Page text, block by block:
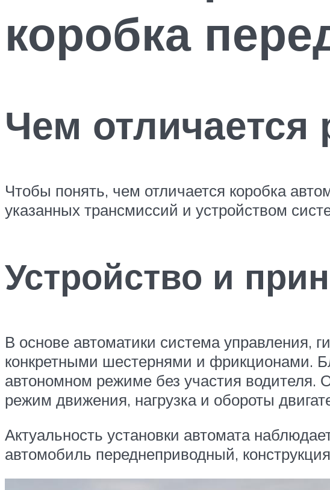
коробка
Чем отличается
Чтобы понять, чем отличается коробка
указанных трансмиссий и устройством
Устройство и
В основе автоматики система управления,
конкретными шестернями и фрикционами.
автономном режиме без участия водителя.
режим движения, нагрузка и обороты
Актуальность установки автомата
автомобиль переднеприводный,